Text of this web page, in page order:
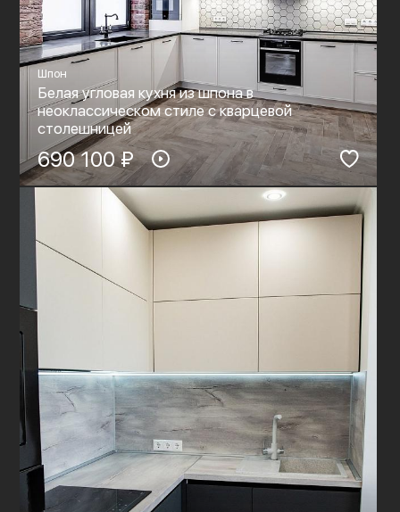
Шпон
Белая угловая кухня из шпона в
неоклассическом стиле с кварцевой
столешницей
690 100 ₽